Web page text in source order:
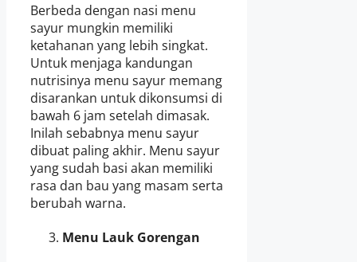
Berbeda dengan nasi menu
sayur mungkin memiliki
ketahanan yang lebih singkat.
Untuk menjaga kandungan
nutrisinya menu sayur memang
disarankan untuk dikonsumsi di
bawah 6 jam setelah dimasak.
Inilah sebabnya menu sayur
dibuat paling akhir. Menu sayur
yang sudah basi akan memiliki
rasa dan bau yang masam serta
berubah warna.
Menu Lauk Gorengan